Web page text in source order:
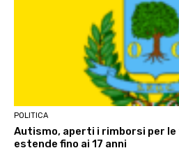
POLITICA
Autismo, aperti i rimborsi per
estende fino ai 17 anni